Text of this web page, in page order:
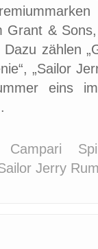
Grant &
zählen
„Sailor
eins
Campari
Jerry